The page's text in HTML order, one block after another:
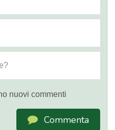
nuovi commenti
Commenta